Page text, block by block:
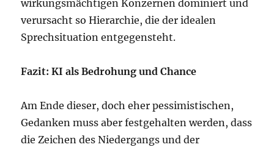
wirkungsmächtigen Konzernen dominiert und
verursacht so Hierarchie, die der idealen
Sprechsituation entgegensteht.
Fazit: KI als Bedrohung und Chance
Am Ende dieser, doch eher pessimistischen,
Gedanken muss aber festgehalten werden, dass
die Zeichen des Niedergangs und der